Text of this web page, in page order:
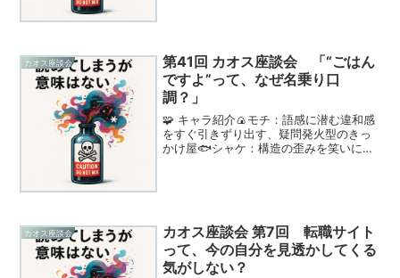
カオス座談会
第41回 カオス座談会 「“ごはん
ですよ”って、なぜ名乗り口
調？」
🧩 キャラ紹介🍙モチ：語感に潜む違和感
をすぐ引きずり出す、疑問発火型のきっ
かけ屋🐟シャケ：構造の歪みを笑いに変
カオス座談会
カオス座談会 第7回 転職サイト
って、今の自分を見透かしてくる
気がしない？